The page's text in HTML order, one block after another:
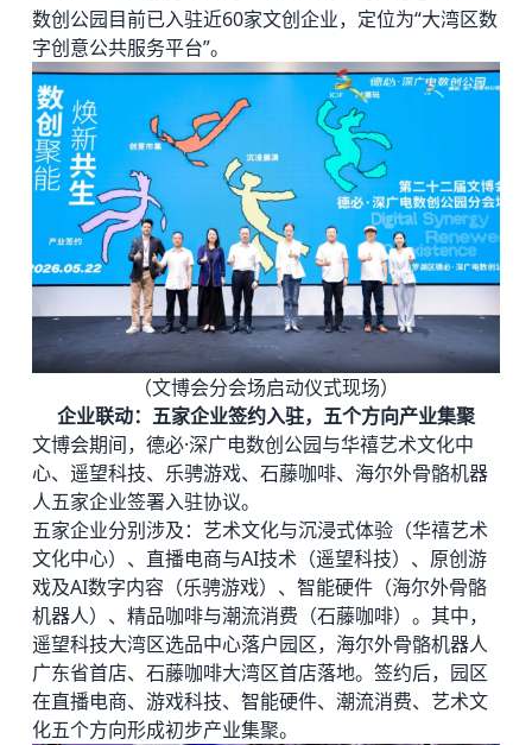
数创公园目前已入驻近60家文创企业，定位为“大湾区数
字创意公共服务平台”。
（文博会分会场启动仪式现场）
企业联动：五家企业签约入驻，五个方向产业集聚
文博会期间，德必·深广电数创公园与华禧艺术文化中
心、遥望科技、乐骋游戏、石藤咖啡、海尔外骨骼机器
人五家企业签署入驻协议。
五家企业分别涉及：艺术文化与沉浸式体验（华禧艺术
文化中心）、直播电商与AI技术（遥望科技）、原创游
戏及AI数字内容（乐骋游戏）、智能硬件（海尔外骨骼
机器人）、精品咖啡与潮流消费（石藤咖啡）。其中，
遥望科技大湾区选品中心落户园区，海尔外骨骼机器人
广东省首店、石藤咖啡大湾区首店落地。签约后，园区
在直播电商、游戏科技、智能硬件、潮流消费、艺术文
化五个方向形成初步产业集聚。